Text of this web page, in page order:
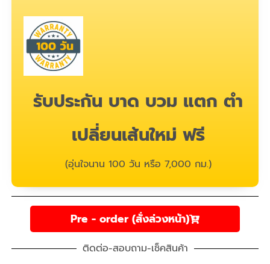
รับประกัน บาด บวม แตก ตำ
เปลี่ยนเส้นใหม่ ฟรี
(อุ่นใจนาน 100 วัน หรือ 7,000 กม.)
Pre - order (สั่งล่วงหน้า)
ติดต่อ-สอบถาม-เช็คสินค้า